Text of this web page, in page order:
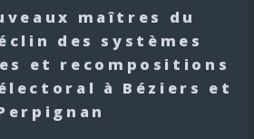
maîtres du
des systèmes
et recompositions
à Béziers et